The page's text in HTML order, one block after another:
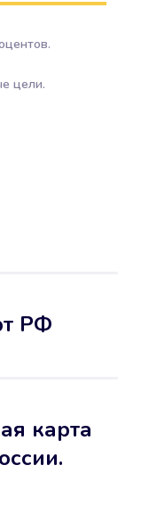
цели.
РФ
карта